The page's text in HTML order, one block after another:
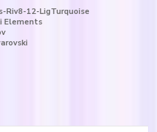
Riv8-12-LigTurquoise
Elements